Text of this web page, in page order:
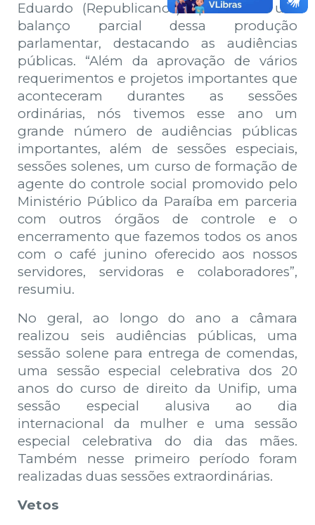
Eduardo (Republicanos) apresentou um
balanço parcial dessa produção
parlamentar, destacando as audiências
públicas. “Além da aprovação de vários
requerimentos e projetos importantes que
aconteceram durantes as sessões
ordinárias, nós tivemos esse ano um
grande número de audiências públicas
importantes, além de sessões especiais,
sessões solenes, um curso de formação de
agente do controle social promovido pelo
Ministério Público da Paraíba em parceria
com outros órgãos de controle e o
encerramento que fazemos todos os anos
com o café junino oferecido aos nossos
servidores, servidoras e colaboradores”,
resumiu.
No geral, ao longo do ano a câmara
realizou seis audiências públicas, uma
sessão solene para entrega de comendas,
uma sessão especial celebrativa dos 20
anos do curso de direito da Unifip, uma
sessão especial alusiva ao dia
internacional da mulher e uma sessão
especial celebrativa do dia das mães.
Também nesse primeiro período foram
realizadas duas sessões extraordinárias.
Vetos